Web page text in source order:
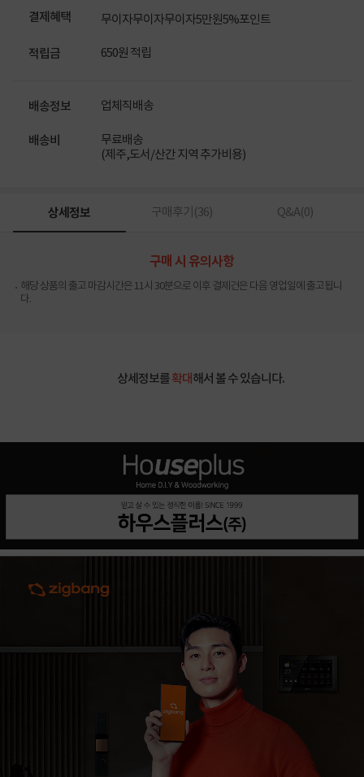
결제혜택 무이자무이자무이자5만원5%포인트
적립금 650원 적립
배송정보 업체직배송
배송비
무료배송
(제주,도서/산간 지역 추가비용)
상세정보 구매후기(36) Q&A(0)
구매 시 유의사항
해당 상품의 출고 마감시간은 11시 30분으로 이후 결제건은 다음 영업일에 출고됩니
다.
상세정보를확대해서 볼 수 있습니다.